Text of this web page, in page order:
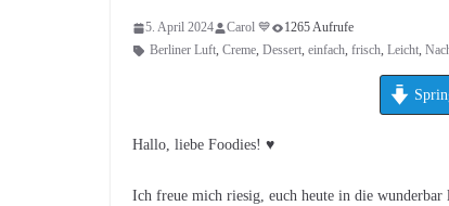
5. April 2024 Carol 💙
1265 Aufrufe
Berliner Luft, Creme, Dessert, einfach, frisch, Leicht,
Hallo, liebe Foodies! ♥︎
Ich freue mich riesig, euch heute in die wunderbar